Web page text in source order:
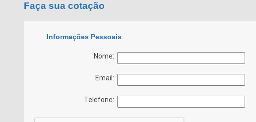
Faça sua cotação
Informações Pessoais
Nome:
Email:
Telefone: